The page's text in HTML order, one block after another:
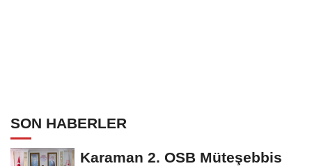
SON HABERLER
Karaman 2. OSB Müteşebbis